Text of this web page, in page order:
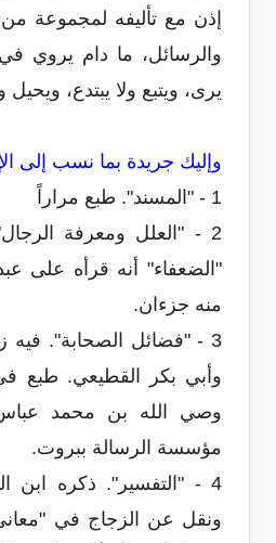
إذن مع تأليفه لمجموعة
والرسائل، ما دام يروي
يرى، ويتبع ولا يبتدع، ويحيل
وإليك جريدة بما نسب إلى
1 - "المسند". طبع مراراً
2 - "العلل ومعرفة
"الضعفاء" أنه قرأه على
منه جزءان.
3 - "فضائل الصحابة". فيه
وأبي بكر القطيعي. طبع
مؤسسة الرسالة ببروت.
4 - "التفسير". ذكره ابن
ونقل عن الزجاج في